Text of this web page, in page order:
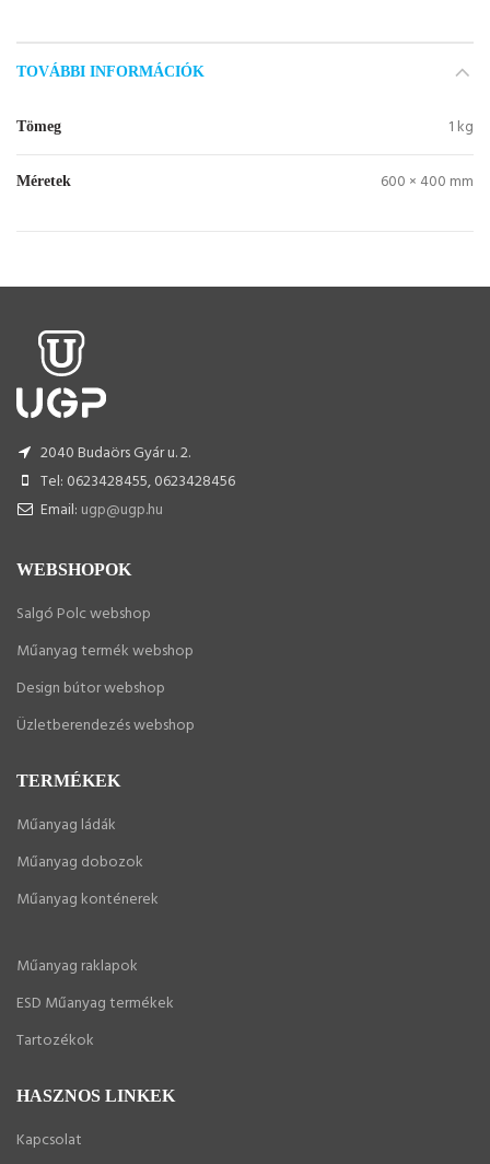
TOVÁBBI INFORMÁCIÓK
Tömeg 1 kg
Méretek 600 × 400 mm
2040 Budaörs Gyár u. 2.
Tel: 0623428455, 0623428456
Email: ugp@ugp.hu
WEBSHOPOK
Salgó Polc webshop
Műanyag termék webshop
Design bútor webshop
Üzletberendezés webshop
TERMÉKEK
Műanyag ládák
Műanyag dobozok
Műanyag konténerek
Műanyag raklapok
ESD Műanyag termékek
Tartozékok
HASZNOS LINKEK
Kapcsolat